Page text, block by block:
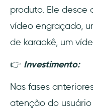
produto. Ele desce
vídeo engraçado,
de karaokê, um
👉 Investimento:
Nas fases
atenção do